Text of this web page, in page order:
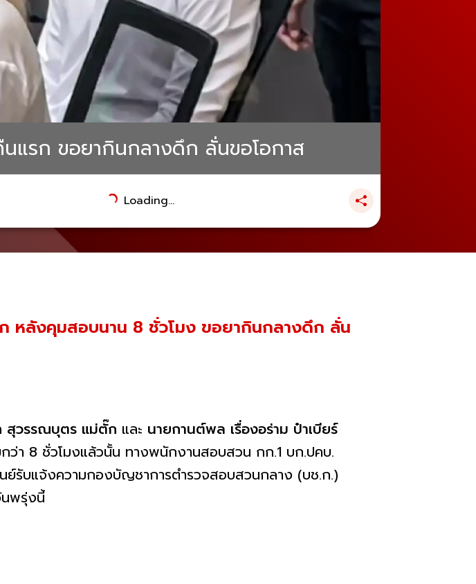
แรก ขอยากินกลางดึก ลั่นขอโอกาส
Loading...
หลังคุมสอบนาน 8 ชั่วโมง ขอยากินกลางดึก ลั่น
สุวรรณบุตร แม่ตั๊ก และ นายกานต์พล เรื่องอร่าม ป๋าเบียร์
ว่า 8 ชั่วโมงแล้วนั้น ทางพนักงานสอบสวน กก.1 บก.ปคบ.
ย์รับแจ้งความกองบัญชาการตำรวจสอบสวนกลาง (บช.ก.)
พรุ่งนี้